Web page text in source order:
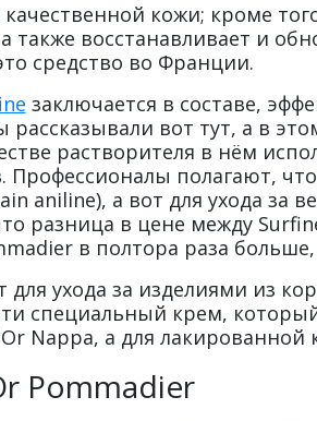
кожи; кроме
восстанавливает и
средство во Франции.
заключается в составе,
вот тут, а в
растворителя в нём
полагают,
aniline), а вот для ухода за
разница в цене между
в полтора раза
ухода за изделиями из
специальный крем,
Nappa, а для лакированной
Pommadier